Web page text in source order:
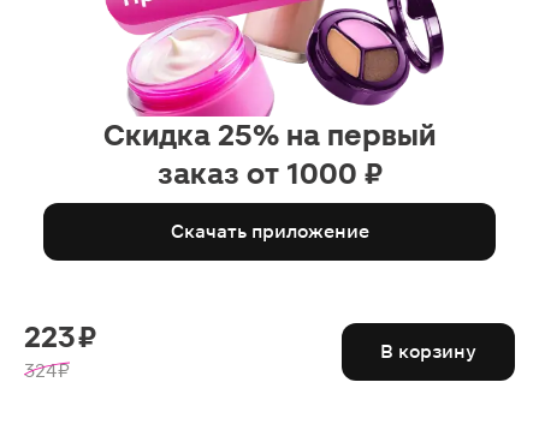
Скидка 25% на первый
заказ от 1000 ₽
Скачать приложение
223 ₽
324 ₽
В корзину